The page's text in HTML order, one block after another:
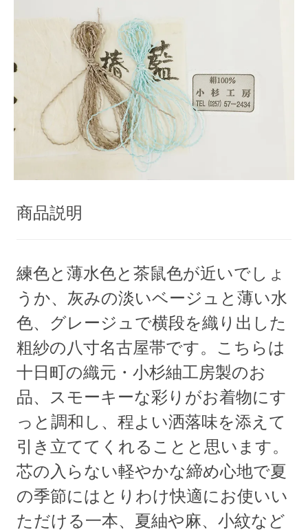
商品説明
練色と薄水色と茶鼠色が近いでしょ
うか、灰みの淡いベージュと薄い水
色、グレージュで横段を織り出した
粗紗の八寸名古屋帯です。こちらは
十日町の織元・小杉紬工房製のお
品、スモーキーな彩りがお着物にす
っと調和し、程よい洒落味を添えて
引き立ててくれることと思います。
芯の入らない軽やかな締め心地で夏
の季節にはとりわけ快適にお使いい
ただける一本、夏紬や麻、小紋など